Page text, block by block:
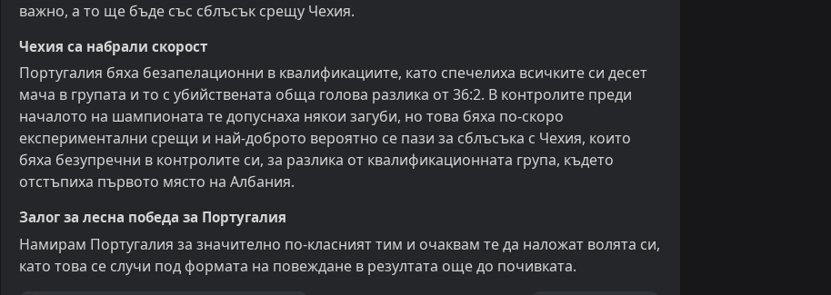
важно, а то ще бъде със сблъсък срещу Чехия.
Чехия са набрали скорост
Португалия бяха безапелационни в квалификациите, като спечелиха всичките си десет
мача в групата и то с убийствената обща голова разлика от 36:2. В контролите преди
началото на шампионата те допуснаха някои загуби, но това бяха по-скоро
експериментални срещи и най-доброто вероятно се пази за сблъсъка с Чехия, които
бяха безупречни в контролите си, за разлика от квалификационната група, където
отстъпиха първото място на Албания.
Залог за лесна победа за Португалия
Намирам Португалия за значително по-класният тим и очаквам те да наложат волята си,
като това се случи под формата на повеждане в резултата още до почивката.